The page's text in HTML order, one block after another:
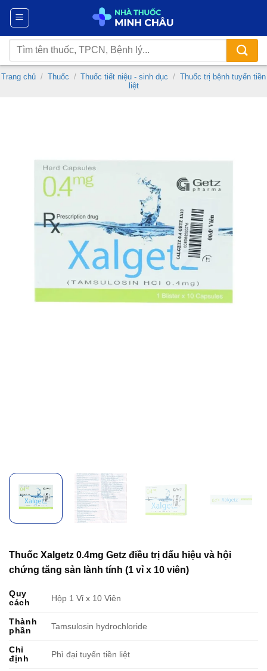
Chuyển
nội
dung
Tìm
kiếm:
Trang chủ / Thuốc / Thuốc tiết niệu - sinh dục / Thuốc trị bệnh tuyến tiền
liệt
Thuốc Xalgetz 0.4mg Getz điều trị dấu hiệu và hội
chứng tăng sản lành tính (1 vỉ x 10 viên)
Quy
cách
Hộp 1 Vỉ x 10 Viên
Thành
phần
Tamsulosin hydrochloride
Chỉ
định
Phì đại tuyến tiền liệt